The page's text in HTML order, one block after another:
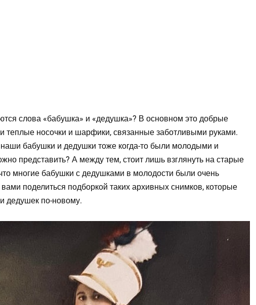
слова «бабушка» и «дедушка»? В основном это добрые
и теплые носочки и шарфики, связанные заботливыми руками.
бабушки и дедушки тоже когда-то были молодыми и
представить? А между тем, стоит лишь взглянуть на старые
многие бабушки с дедушками в молодости были очень
поделиться подборкой таких архивных снимков, которые
дедушек по-новому.